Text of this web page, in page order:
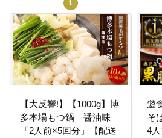
1
【大反響!】【1000g】博
多本場もつ鍋 醤油味
「2人前×5回分」【配送
遊
そ
4